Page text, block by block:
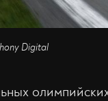
Digital